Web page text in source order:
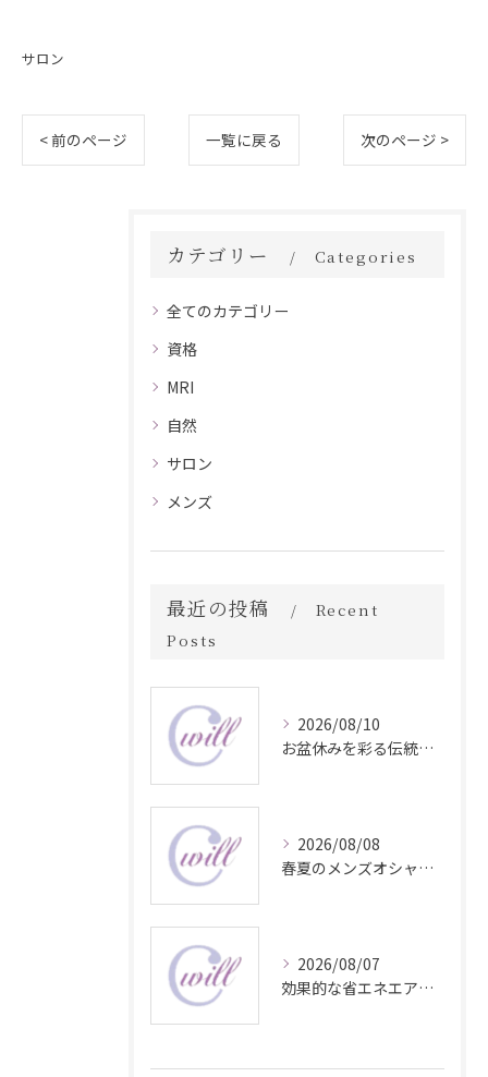
サロン
< 前のページ 一覧に戻る 次のページ >
カテゴリー Categories
全てのカテゴリー
資格
MRI
自然
サロン
メンズ
最近の投稿
Recent
Posts
2026/08/10
お盆休みを彩る伝統行事と地域イベント情報
2026/08/08
春夏のメンズオシャレ最前線スタイル
2026/08/07
効果的な省エネエアコン温度設定方法